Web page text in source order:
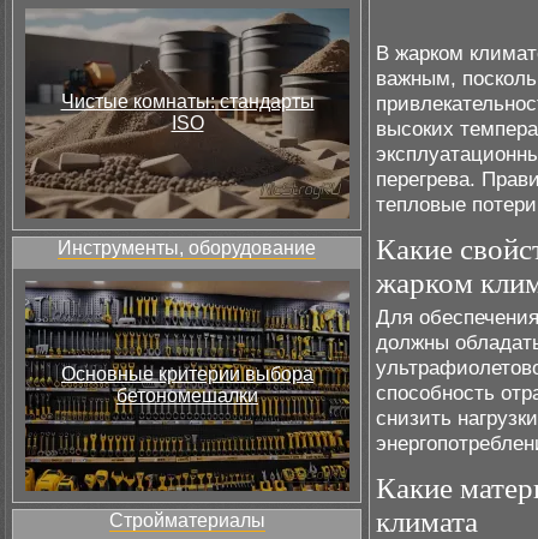
Чистые комнаты: стандарты
ISO
Инструменты, оборудование
Основные критерии выбора
бетономешалки
Стройматериалы
В жарком
важным,
высоких
перегрева.
тепловые
Какие
жарком
Для
должны
способность
снизить
Какие
климата